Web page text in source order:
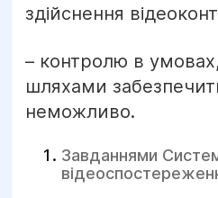
здійснення
– контролю в
шляхами
неможливо.
Завданнями